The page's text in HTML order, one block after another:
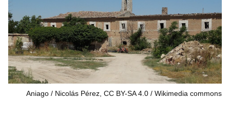
Aniago / Nicolás Pérez, CC BY-SA 4.0 Wikimedia commons